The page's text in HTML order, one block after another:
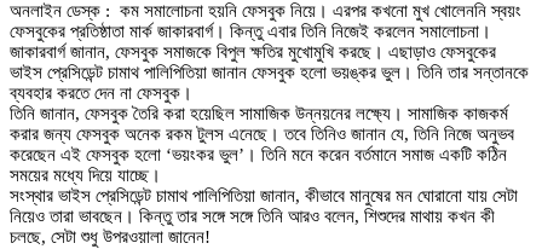
অনলাইন ডেস্ক : কম সমালোচনা হয়নি ফেসবুক নিয়ে। এরপর কখনো মুখ খোলেননি স্বয়ং
ফেসবুকের প্রতিষ্ঠাতা মার্ক জাকারবার্গ। কিন্তু এবার তিনি নিজেই করলেন সমালোচনা।
জাকারবার্গ জানান, ফেসবুক সমাজকে বিপুল ক্ষতির মুখোমুখি করছে। এছাড়াও ফেসবুকের
ভাইস প্রেসিডেন্ট চামাথ পালিপিতিয়া জানান ফেসবুক হলো ভয়ঙ্কর ভুল। তিনি তার সন্তানকে
ব্যবহার করতে দেন না ফেসবুক।
তিনি জানান, ফেসবুক তৈরি করা হয়েছিল সামাজিক উন্নয়নের লক্ষ্যে। সামাজিক কাজকর্ম
করার জন্য ফেসবুক অনেক রকম টুলস এনেছে। তবে তিনিও জানান যে, তিনি নিজে অনুভব
করেছেন এই ফেসবুক হলো ‘ভয়ংকর ভুল’। তিনি মনে করেন বর্তমানে সমাজ একটি কঠিন
সময়ের মধ্যে দিয়ে যাচ্ছে।
সংস্থার ভাইস প্রেসিডেন্ট চামাথ পালিপিতিয়া জানান, কীভাবে মানুষের মন ঘোরানো যায় সেটা
নিয়েও তারা ভাবছেন। কিন্তু তার সঙ্গে সঙ্গে তিনি আরও বলেন, শিশুদের মাথায় কখন কী
চলছে, সেটা শুধু উপরওয়ালা জানেন!